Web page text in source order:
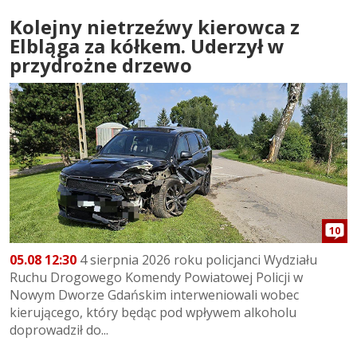
Kolejny nietrzeźwy kierowca z
Elbląga za kółkem. Uderzył w
przydrożne drzewo
10
05.08 12:30 4 sierpnia 2026 roku policjanci Wydziału
Ruchu Drogowego Komendy Powiatowej Policji w
Nowym Dworze Gdańskim interweniowali wobec
kierującego, który będąc pod wpływem alkoholu
doprowadził do...